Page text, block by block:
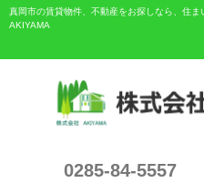
真岡市の賃貸物件、不動産をお探しなら、住
AKIYAMA
0285-84-5557